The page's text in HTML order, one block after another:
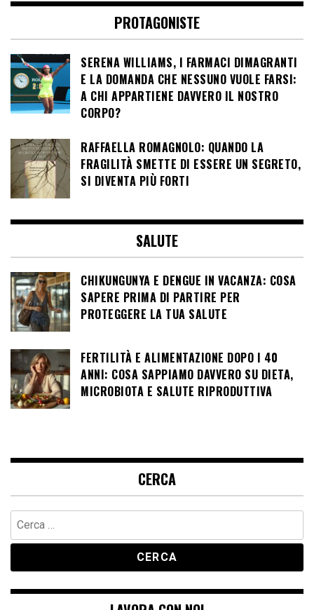
PROTAGONISTE
SERENA WILLIAMS, I FARMACI DIMAGRANTI
E LA DOMANDA CHE NESSUNO VUOLE FARSI:
A CHI APPARTIENE DAVVERO IL NOSTRO
CORPO?
RAFFAELLA ROMAGNOLO: QUANDO LA
FRAGILITÀ SMETTE DI ESSERE UN SEGRETO,
SI DIVENTA PIÙ FORTI
SALUTE
CHIKUNGUNYA E DENGUE IN VACANZA: COSA
SAPERE PRIMA DI PARTIRE PER
PROTEGGERE LA TUA SALUTE
FERTILITÀ E ALIMENTAZIONE DOPO I 40
ANNI: COSA SAPPIAMO DAVVERO SU DIETA,
MICROBIOTA E SALUTE RIPRODUTTIVA
CERCA
Ricerca
per: